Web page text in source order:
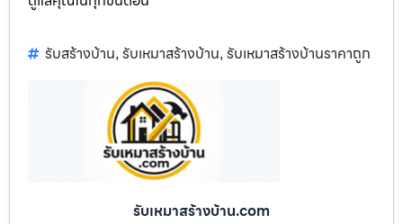
รับสร้างบ้าน, รับเหมาสร้างบ้าน, รับเหมาสร้างบ้านราคาถูก
รับเหมาสร้างบ้าน.com